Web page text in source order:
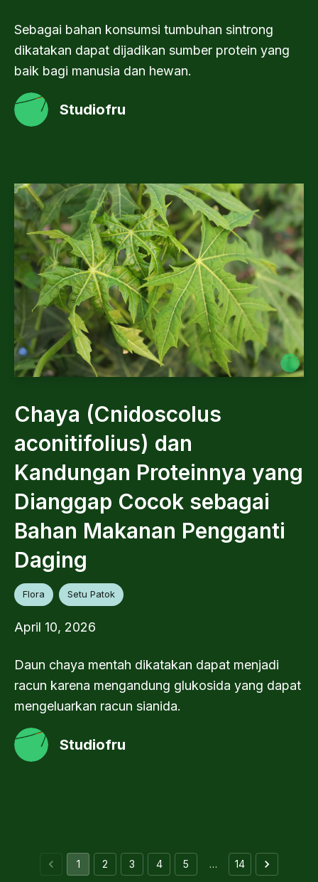
Sebagai bahan konsumsi tumbuhan sintrong
dikatakan dapat dijadikan sumber protein yang
baik bagi manusia dan hewan.
Studiofru
Chaya (Cnidoscolus
aconitifolius) dan
Kandungan Proteinnya yang
Dianggap Cocok sebagai
Bahan Makanan Pengganti
Daging
Flora Setu Patok
April 10, 2026
Daun chaya mentah dikatakan dapat menjadi
racun karena mengandung glukosida yang dapat
mengeluarkan racun sianida.
Studiofru
1 2 3 4 5 … 14